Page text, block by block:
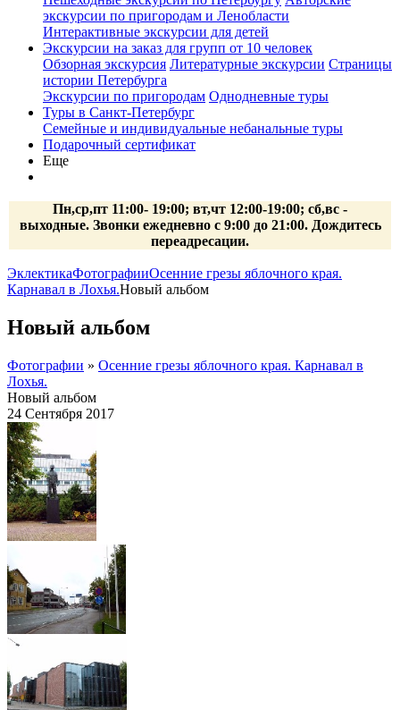
экскурсии по пригородам и Ленобласти
Интерактивные экскурсии для детей
Экскурсии на заказ для групп от 10 человек
Обзорная экскурсия Литературные экскурсии Страницы
истории Петербурга
Экскурсии по пригородам Однодневные туры
Туры в Санкт-Петербург
Семейные и индивидуальные небанальные туры
Подарочный сертификат
Еще
Пн,ср,пт 11:00- 19:00; вт,чт 12:00-19:00; сб,вс -
выходные. Звонки ежедневно с 9:00 до 21:00. Дождитесь
переадресации.
ЭклектикаФотографииОсенние грезы яблочного края.
Карнавал в Лохья.Новый альбом
Новый альбом
Фотографии » Осенние грезы яблочного края. Карнавал в
Лохья.
Новый альбом
24 Сентября 2017